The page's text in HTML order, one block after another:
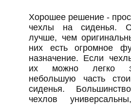
Хорошее решение -
чехлы на сиденья.
лучше, чем
них есть огромное
назначение. Если
их можно легко
небольшую часть
сиденья.
чехлов